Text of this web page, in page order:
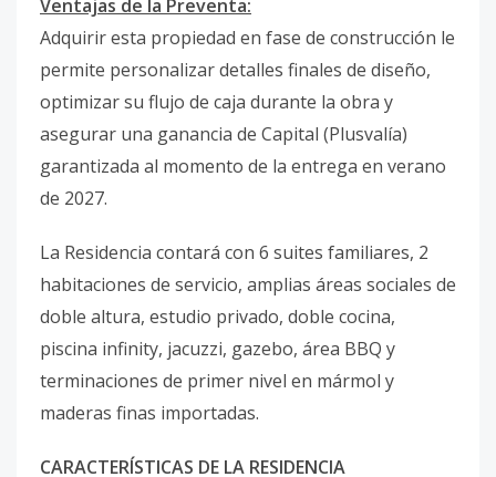
Ventajas de la Preventa:
Adquirir esta propiedad en fase de construcción le
permite personalizar detalles finales de diseño,
optimizar su flujo de caja durante la obra y
asegurar una ganancia de Capital (Plusvalía)
garantizada al momento de la entrega en verano
de 2027.
La Residencia contará con 6 suites familiares, 2
habitaciones de servicio, amplias áreas sociales de
doble altura, estudio privado, doble cocina,
piscina infinity, jacuzzi, gazebo, área BBQ y
terminaciones de primer nivel en mármol y
maderas finas importadas.
CARACTERÍSTICAS DE LA RESIDENCIA